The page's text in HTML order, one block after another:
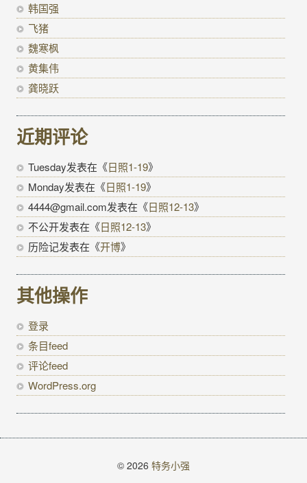
韩国强
飞猪
魏寒枫
黄集伟
龚晓跃
近期评论
Tuesday发表在《日照1-19》
Monday发表在《日照1-19》
4444@gmail.com发表在《日照12-13》
不公开发表在《日照12-13》
历险记发表在《开博》
其他操作
登录
条目feed
评论feed
WordPress.org
© 2026 特务小强